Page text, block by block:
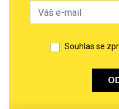
Souhlas se